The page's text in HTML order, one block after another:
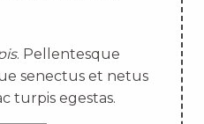
. Pellentesque
senectus et netus
turpis egestas.